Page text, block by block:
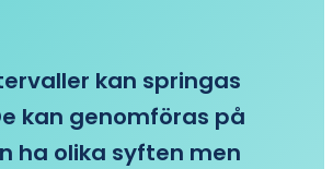
kan springas
kan genomföras på
ha olika syften men